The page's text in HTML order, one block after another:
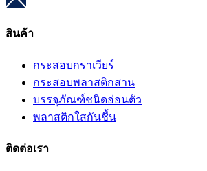
สินค้า
กระสอบกราเวียร์
กระสอบพลาสติกสาน
บรรจุภัณฑ์ชนิดอ่อนตัว
พลาสติกใสกันชื้น
ติดต่อเรา